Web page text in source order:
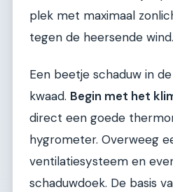
plek met maximaal
tegen de heersende wind.
Een beetje schaduw in
kwaad. Begin met het
direct een goede
hygrometer. Overweeg
ventilatiesysteem en
schaduwdoek. De basis